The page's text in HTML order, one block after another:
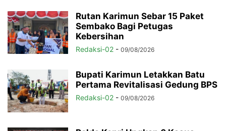
Rutan Karimun Sebar 15 Paket
Sembako Bagi Petugas
Kebersihan
Redaksi-02 - 09/08/2026
Bupati Karimun Letakkan Batu
Pertama Revitalisasi Gedung BPS
Redaksi-02 - 09/08/2026